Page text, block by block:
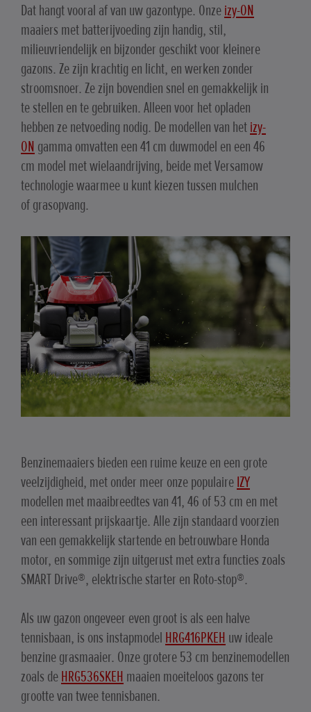
Dat hangt vooral af van uw gazontype. Onzeizy-ON
maaiers met batterijvoeding zijn handig, stil,
milieuvriendelijk en bijzonder geschikt voor kleinere
gazons. Ze zijn krachtig en licht, en werken zonder
stroomsnoer. Ze zijn bovendien snel en gemakkelijk in
te stellen en te gebruiken. Alleen voor het opladen
hebben ze netvoeding nodig. De modellen van hetizy-
ON gamma omvatten een 41 cm duwmodel en een 46
cm model met wielaandrijving, beide met Versamow
technologie waarmee u kunt kiezen tussen mulchen
of grasopvang.
Benzinemaaiers bieden een ruime keuze en een grote
veelzijdigheid, met onder meer onze populaireIZY
modellen met maaibreedtes van 41, 46 of 53 cm en met
een interessant prijskaartje. Alle zijn standaard voorzien
van een gemakkelijk startende en betrouwbare Honda
motor, en sommige zijn uitgerust met extra functies zoals
SMART Drive®, elektrische starter en Roto-stop®.
Als uw gazon ongeveer even groot is als een halve
tennisbaan, is ons instapmodel HRG416PKEH uw ideale
benzine grasmaaier. Onze grotere 53 cm benzinemodellen
zoals deHRG536SKEH maaien moeiteloos gazons ter
grootte van twee tennisbanen.